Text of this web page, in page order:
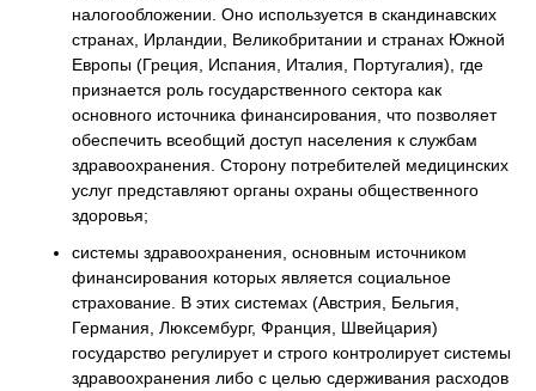
налогообложении. Оно используется в скандинавских
странах, Ирландии, Великобритании и странах Южной
Европы (Греция, Испания, Италия, Португалия), где
признается роль государственного сектора как
основного источника финансирования, что позволяет
обеспечить всеобщий доступ населения к службам
здравоохранения. Сторону потребителей медицинских
услуг представляют органы охраны общественного
здоровья;
системы здравоохранения, основным источником
финансирования которых является социальное
страхование. В этих системах (Австрия, Бельгия,
Германия, Люксембург, Франция, Швейцария)
государство регулирует и строго контролирует системы
здравоохранения либо с целью сдерживания расходов